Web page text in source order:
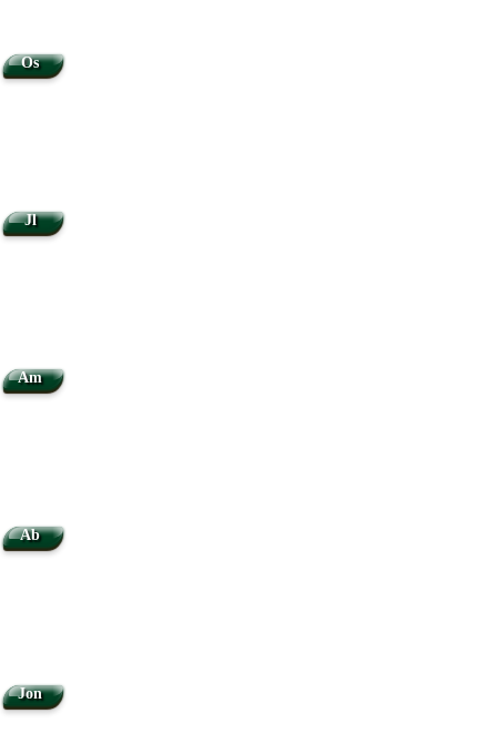
Os
Jl
Am
Ab
Jon